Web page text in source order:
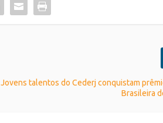
Jovens talentos do Cederj conquistam
Brasileira